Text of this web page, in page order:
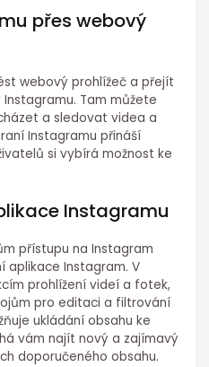
přes webový
webový prohlížeč a přejít
Tam můžete
a sledovat videa a
Instagramu přináší
si vybírá možnost ke
Instagramu
přístupu na Instagram
aplikace Instagram. V
prohlížení videí a fotek,
pro editaci a filtrování
ukládání obsahu ke
vám najít nový a zajímavý
doporučeného obsahu.